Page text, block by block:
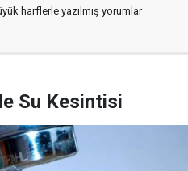
harflerle yazılmış yorumlar
Su Kesintisi